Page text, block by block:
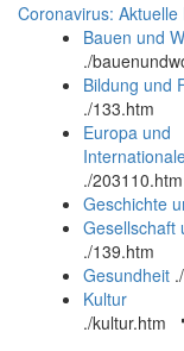
Coronavirus:
Bauen und
./
Bildung und
./133.htm
Europa und
./203110.htm
Geschichte
Gesellschaft
./139.htm
Gesundheit .
Kultur
./kultur.htm